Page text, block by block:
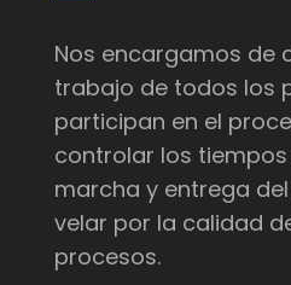
Nos encargamos de
trabajo de todos los
participan en el
controlar los
marcha y entrega
velar por la calidad
procesos.